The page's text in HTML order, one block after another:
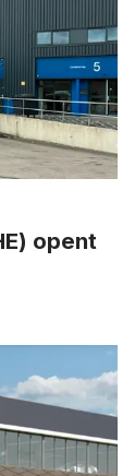
opent